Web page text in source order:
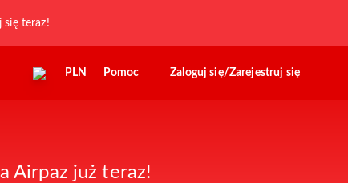
się teraz!
PLN Pomoc Zaloguj się/Zarejestruj się
Airpaz już teraz!